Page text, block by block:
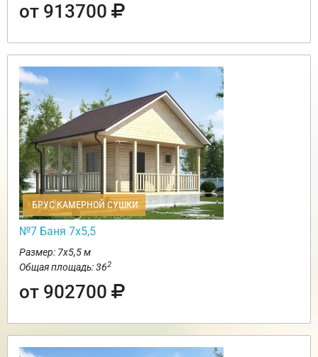
от 913700
БРУС КАМЕРНОЙ СУШКИ
№7 Баня 7х5,5
Размер: 7х5,5 м
Общая площадь: 362
от 902700